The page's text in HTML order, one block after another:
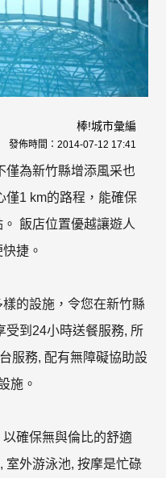
棒!城市彙編
發佈時間： 2014-07-12 17:41
僅為新竹縣增添風采也
僅1 km的路程，能確保
飯店位置優越讓遊人
捷。
的設施，令您在新竹縣
受到24小時送餐服務, 所
服務, 配有無障礙協助設
施。
確保無與倫比的舒適
室外游泳池, 按摩是忙碌